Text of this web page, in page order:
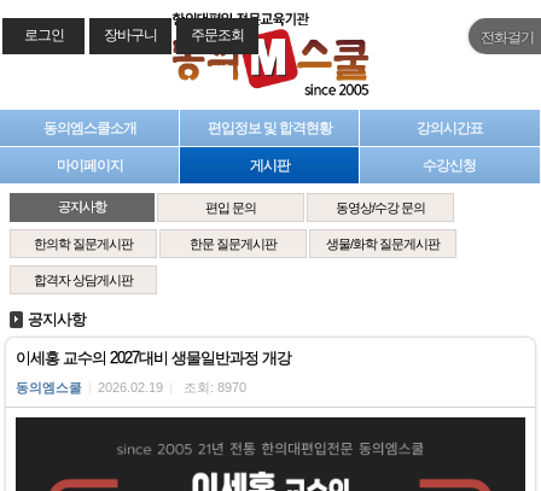
전화걸기
동의엠스쿨소개 편입정보 및 합격현황 강의시간표
마이페이지 게시판 수강신청
공지사항 편입 문의 동영상/수강 문의
한의학 질문게시판 한문 질문게시판 생물/화학 질문게시판
합격자 상담게시판
공지사항
이세홍 교수의 2027대비 생물일반과정 개강
동의엠스쿨 2026.02.19 조회: 8970
로그인 장바구니 주문조회